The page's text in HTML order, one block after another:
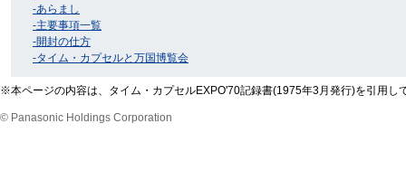
-あらまし
-主要事項一覧
-開封の仕方
-タイム・カプセルと万国博覧会
※本ページの内容は、タイム・カプセルEXPO'70記録書(1975年3月発行)を引用
© Panasonic Holdings Corporation